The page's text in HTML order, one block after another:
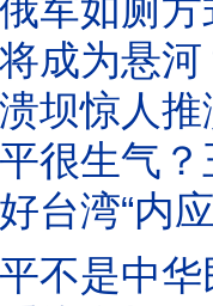
人！你绝想不到；当兵有什么好，中
峡一旦垮掉，最严重的不止是洪水
！原来它是长江23年地质大便秘
虹千万别回国！小粉红对王虹衣装
”，2028以武力支持？！中共正
华民族？电影《澎湖海战》